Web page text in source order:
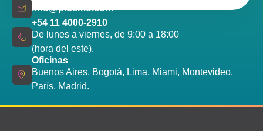
info@plusmo.com
+54 11 4000-2910
De lunes a viernes, de 9:00 a 18:00
(hora del este).
Oficinas
Buenos Aires, Bogotá, Lima, Miami, Montevideo,
París, Madrid.